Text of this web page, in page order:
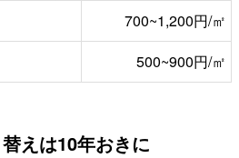
700~1,200円/㎡
500~900円/㎡
えは10年おきに